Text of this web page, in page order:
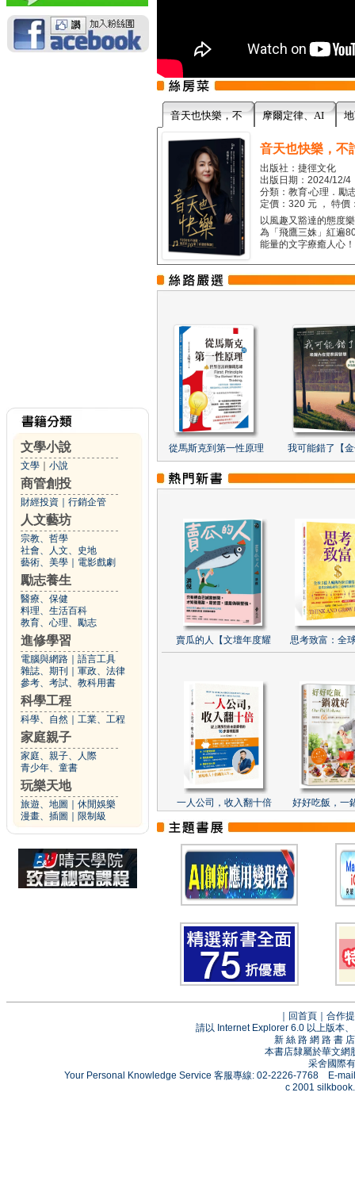
文學小說
文學 小說
商管創投
財經投資 行銷企管
人文藝坊
宗教、哲學
社會、人文、史地
藝術、美學
電影戲劇
勵志養生
醫療、保健
料理、生活百科
教育、心理、勵志
進修學習
電腦與網路
語言工具
雜誌、期刊
軍政、法律
參考、考試、教科用書
科學工程
科學、自然 工業、工程
家庭親子
家庭、親子、人際
青少年、童書
玩樂天地
旅遊、地圖
休閒娛樂
漫畫、插圖
限制級
音天也快樂，不 摩爾定律、AI
音天也快樂，不
出版社：捷徑文化
出版日期：2024/12/4
分類：教育‧心理．勵
定價：320 元 ， 特價
以風趣又豁達的態度
為「飛鷹三姝」紅遍
能量的文字療癒人心
從馬斯克到第一性原理 我可能錯了【
賣瓜的人【文壇年度耀 思考致富：全
一人公司，收入翻十倍 好好吃飯，一
回首頁
合作
請以 Internet Explorer 6.0 以上版本
新 絲 路 網 路 書
本書店隸屬於華文網
采舍國際
Your Personal Knowledge Service 客服專線: 02-2226-7768 E-
c 2001